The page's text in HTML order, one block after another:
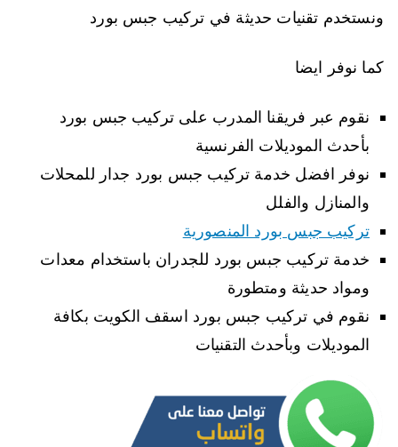
ونستخدم تقنيات حديثة في تركيب جبس بورد
كما نوفر ايضا
نقوم عبر فريقنا المدرب على تركيب جبس بورد
بأحدث الموديلات الفرنسية
نوفر افضل خدمة تركيب جبس بورد جدار للمحلات
والمنازل والفلل
تركيب جبس بورد المنصورية
خدمة تركيب جبس بورد للجدران باستخدام معدات
ومواد حديثة ومتطورة
نقوم في تركيب جبس بورد اسقف الكويت بكافة
الموديلات وبأحدث التقنيات